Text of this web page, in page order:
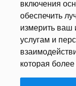
включения
обеспечить
измерить ваш
услугам и
которая
Анкета
Калькулятор
Документы